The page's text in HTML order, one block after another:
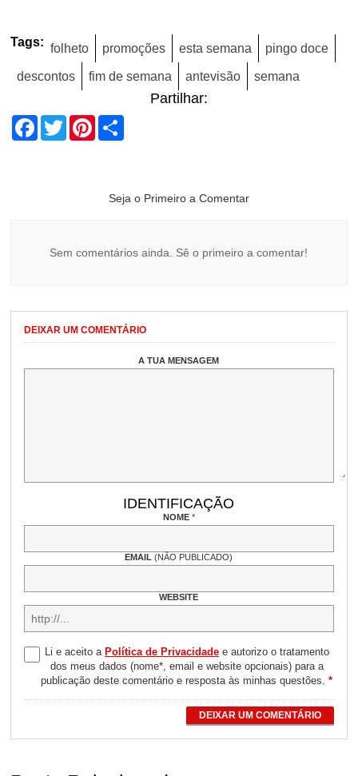
Tags: folheto promoções esta semana pingo doce
descontos fim de semana antevisão semana
Partilhar:
Facebook
TwitterPinterest
Seja o Primeiro a Comentar
Sem comentários ainda. Sê o primeiro a comentar!
DEIXAR UM COMENTÁRIO
A TUA MENSAGEM
IDENTIFICAÇÃO
NOME *
EMAIL(NÃO PUBLICADO)
WEBSITE
Li e aceito a Política de Privacidadee autorizo o tratamento
dos meus dados (nome*, email e website opcionais) para a
publicação deste comentário e resposta às minhas questões.*
DEIXAR UM COMENTÁRIO